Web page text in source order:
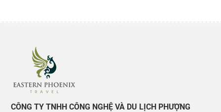
CÔNG TY TNHH CÔNG NGHỆ VÀ DU LỊCH PHƯỢNG